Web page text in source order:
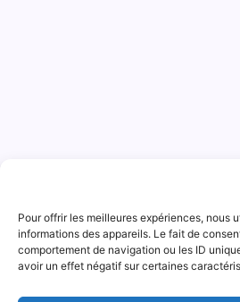
Pour offrir les meilleures expériences,
informations des appareils. Le fait de
comportement de navigation ou les ID
avoir un effet négatif sur certaines